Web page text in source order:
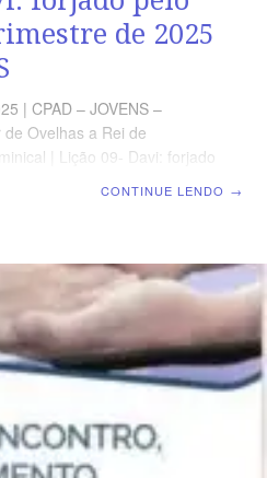
de 2025
| CPAD – JOVENS –
Ovelhas a Rei de
| Lição 09- Davi: forjado
pôde ser preparado por
SEMANAL SEGUNDA –
ungidoTERÇA – 1
CONTINUE LENDO →